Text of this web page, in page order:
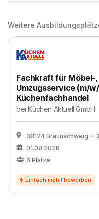
Weitere
Fachkraft für Möbel-,
Umzugsservice (m/
Küchenfachhandel
beiKüchen Aktuell GmbH
38124 Braunschweig +
01.08.2026
6 Plätze